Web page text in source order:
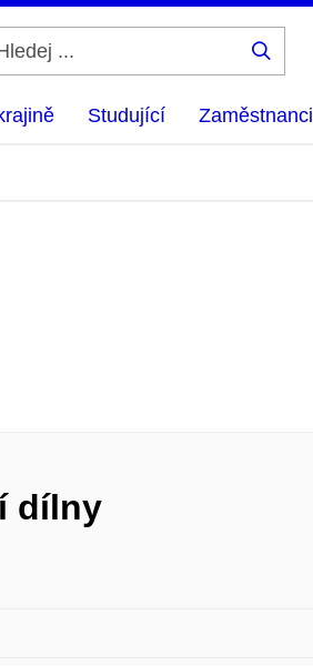
Studující Zaměstnanci
dílny